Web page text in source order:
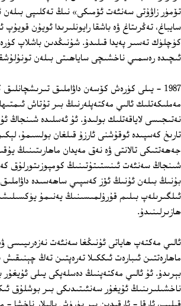
تۆمۈر زاۋۇتى سەنئەت ئۆمىكى» نىڭ تەكلىپى
سايباغ، تەڭرىتاغ ۋە باشقا رايونلىرىدا ئويۇن قويۇپ
كۈچلۈك تەسىر پەيدا قىلىدۇ. شۇنىڭدىن باشلاپ
ئىچىدە رەسمىي ناخشىچى ساياھىتى بىلەن
1987 - يىلى كۈرەش كۆسەن داۋاملىق
مەملىكەتلىك ئالىي مەكتەپلەرنىڭ بىر تۇتاش
نەتىجىسى لاياقەتلىك بولىدۇ. ئۇ ئەسلىدە شىنجاڭ
تارىخ كەسپىدە ئوقۇشنى ئارزۇ قىلغان بولسىمۇ،
جەھەتتىكى تالانتى ۋە نەق مەيدان ماھارىتىنىڭ
شىنجاڭ سەنئەت ئىنستىتۇتىنىڭ كومپوزىتورلۇق
بۇنىڭ بىلەن ئۇنىڭ ئۆز كەسپىي ساھەسىدە داۋاملىق
ئىلگىرىلەپ بىلىم قۇرۇلمىسىنىڭ يەنىمۇ
ھازىرلىنىدۇ.
ئالىي مەكتەپ ھاياتى ئۇنىڭغا سەنئەت نەزەرىيىسى
ماھارەتتىن ئىبارەت ئىككىلا تەرەپتىن تەڭ
بېرىدۇ. ئۇ ئالىي مەكتەپنىڭ دەسلەپكى يىلى ئۇيغۇر
ناخشىلىرىنىڭ ئۇيغۇر سەنئىتىدىكى بىر بوشلۇق